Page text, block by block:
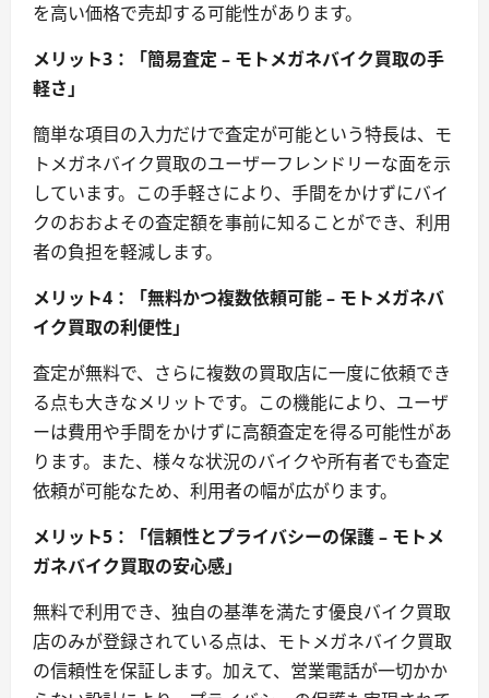
を高い価格で売却する可能性があります。
メリット3：「簡易査定 – モトメガネバイク買取の手
軽さ」
簡単な項目の入力だけで査定が可能という特長は、モ
トメガネバイク買取のユーザーフレンドリーな面を示
しています。この手軽さにより、手間をかけずにバイ
クのおおよその査定額を事前に知ることができ、利用
者の負担を軽減します。
メリット4：「無料かつ複数依頼可能 – モトメガネバ
イク買取の利便性」
査定が無料で、さらに複数の買取店に一度に依頼でき
る点も大きなメリットです。この機能により、ユーザ
ーは費用や手間をかけずに高額査定を得る可能性があ
ります。また、様々な状況のバイクや所有者でも査定
依頼が可能なため、利用者の幅が広がります。
メリット5：「信頼性とプライバシーの保護 – モトメ
ガネバイク買取の安心感」
無料で利用でき、独自の基準を満たす優良バイク買取
店のみが登録されている点は、モトメガネバイク買取
の信頼性を保証します。加えて、営業電話が一切かか